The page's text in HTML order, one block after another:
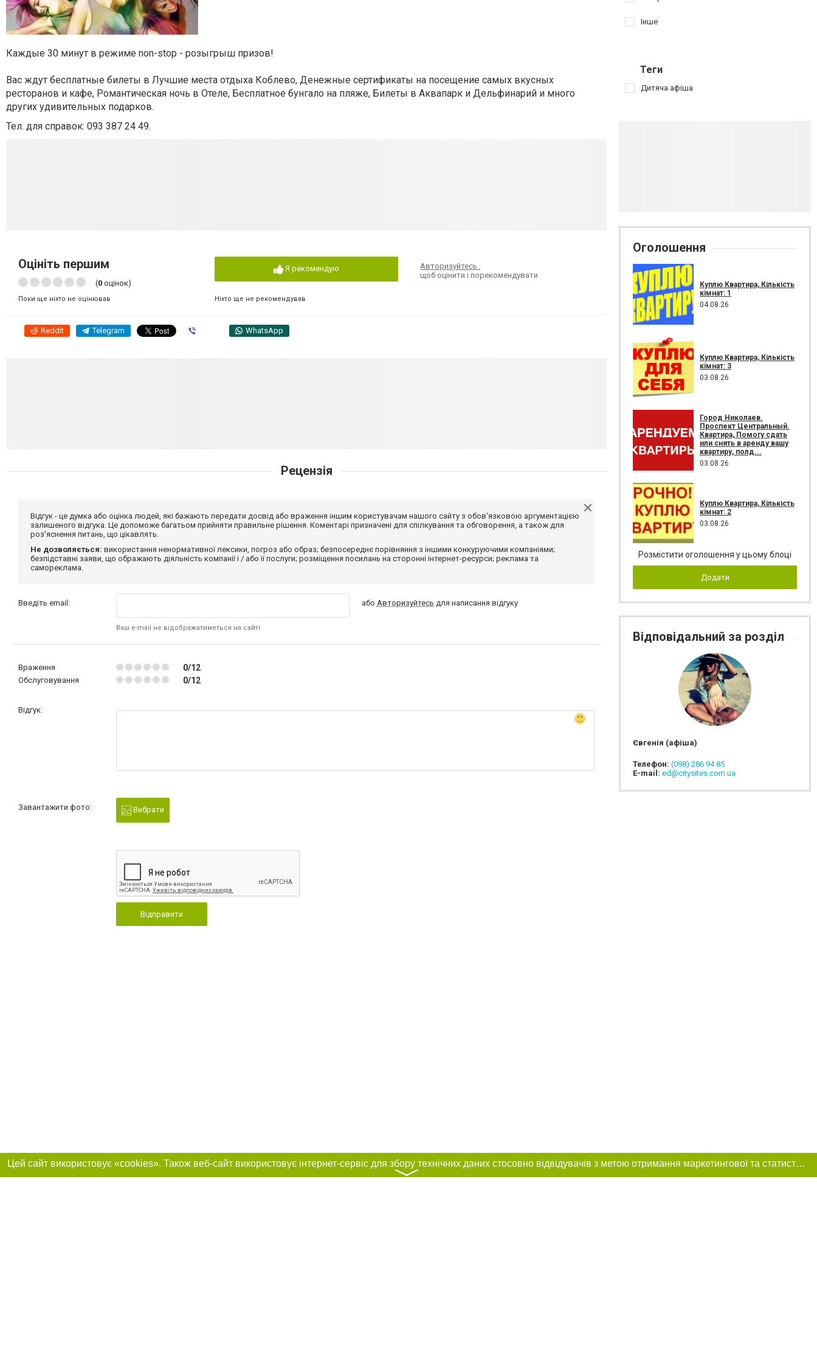
Каждые 30 минут в режиме non-stop - розыгрыш призов!
Вас ждут бесплатные билеты в Лучшие места отдыха Коблево, Денежные сертификаты на посещение самых вкусных
ресторанов и кафе, Романтическая ночь в Отеле, Бесплатное бунгало на пляже, Билеты в Аквапарк и Дельфинарий и много
других удивительных подарков.
Тел. для справок: 093 387 24 49.
Оцініть першим
(0 оцінок)
Поки ще ніхто не оцінював
Я рекомендую
Ніхто ще не рекомендував
Авторизуйтесь
щоб оцінити і порекомендувати
Reddit Telegram WhatsApp
Рецензія
Відгук - це думка або оцінка людей, які бажають передати досвід або враження іншим користувачам нашого сайту з обов'язковою аргументацією
залишеного відгука. Це допоможе багатьом прийняти правильне рішення. Коментарі призначені для спілкування та обговорення, а також для
роз'яснення питань, що цікавлять.
Не дозволяється: використання ненормативної лексики, погроз або образ; безпосереднє порівняння з іншими конкуруючими компаніями;
безпідставні заяви, що ображають діяльність компанії і / або її послуги; розміщення посилань на сторонні інтернет-ресурси; реклама та
самореклама.
Введіть email:
Ваш e-mail не відображатиметься на сайті
або Авторизуйтесь для написання відгуку
Враження 0/12
Обслуговування 0/12
Відгук:
Завантажити фото: Вибрати
Відправити
Інше
Теги
Дитяча афіша
Оголошення
Куплю Квартира, Кількість
кімнат: 1
04.08.26
Куплю Квартира, Кількість
кімнат: 3
03.08.26
Город Николаев.
Проспект Центральный.
Квартира, Помогу сдать
или снять в аренду вашу
квартиру, полд...
03.08.26
Куплю Квартира, Кількість
кімнат: 2
03.08.26
Розмістити оголошення у цьому блоці
Додати
Відповідальний за розділ
Євгенія (афіша)
Телефон: (098) 286 94 85
E-mail: ed@citysites.com.ua
Цей сайт використовує «cookies». Також веб-сайт використовує інтернет-сервіс для збору технічних даних стосовно відвідувачів з метою отримання маркетингової та статистичної інформації. Умови обробки даних відвідувачів сайту див.
〉